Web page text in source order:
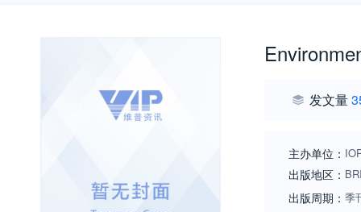
发文量
主办单位：
出版地区：
出版周期： 季